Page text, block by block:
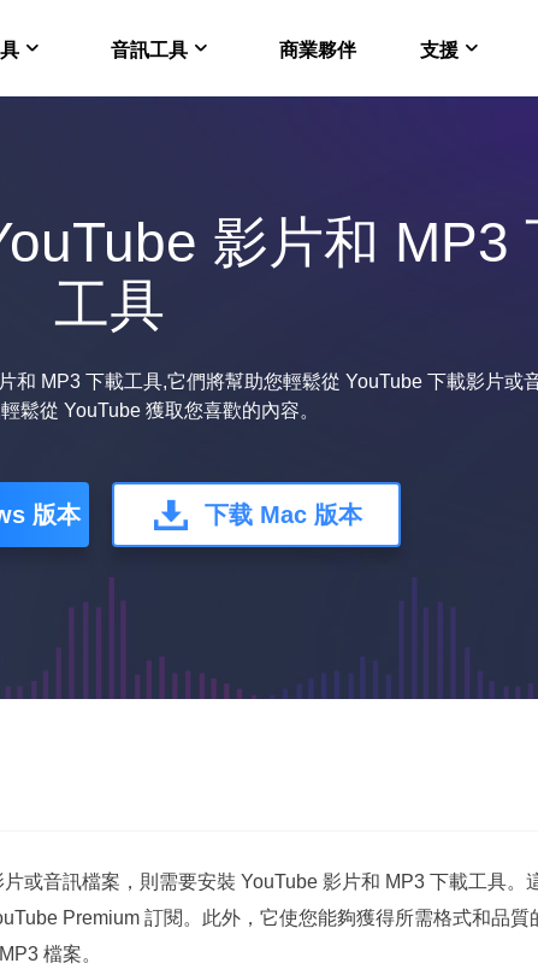
Video Downloader for Mac
Mac 電腦下載 Youtube 影片
音訊工具
EaseUS VoiceOver
免費線上人工智慧語音生成工具
商業夥伴 支援
影片和 MP3
工具
和 MP3 下載工具,它們將幫助您輕鬆從 YouTube 下載影片或
鬆從 YouTube 獲取您喜歡的內容。
版本 下载 Mac 版本
或音訊檔案，則需要安裝 YouTube 影片和 MP3 下載工具。
Premium 訂閱。此外，它使您能夠獲得所需格式和品質
檔案。